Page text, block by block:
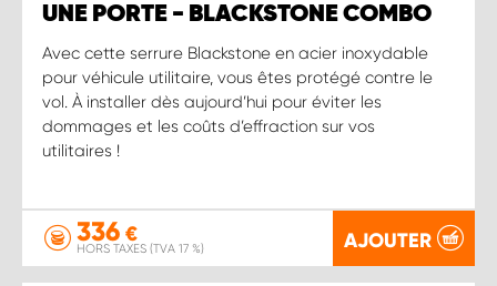
UNE PORTE - BLACKSTONE COMBO
Avec cette serrure Blackstone en acier inoxydable
pour véhicule utilitaire, vous êtes protégé contre le
vol. À installer dès aujourd’hui pour éviter les
dommages et les coûts d’effraction sur vos
utilitaires !
336 €
HORS TAXES (TVA 17 %) AJOUTER